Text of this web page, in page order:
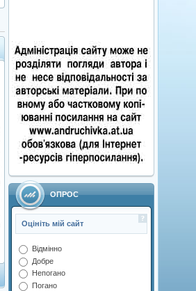
ОПРОС
Оцініть мій сайт
Відмінно
Добре
Непогано
Погано